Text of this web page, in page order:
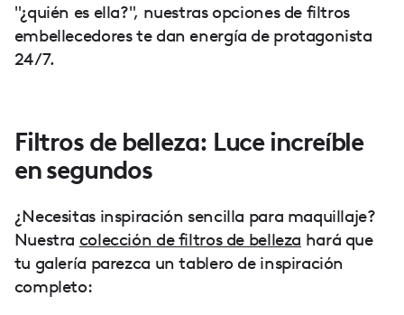
"¿quién es ella?", nuestras opciones de filtros
embellecedores te dan energía de protagonista
24/7.
Filtros de belleza: Luce increíble
en segundos
¿Necesitas inspiración sencilla para maquillaje?
Nuestra colección de filtros de belleza hará que
tu galería parezca un tablero de inspiración
completo: